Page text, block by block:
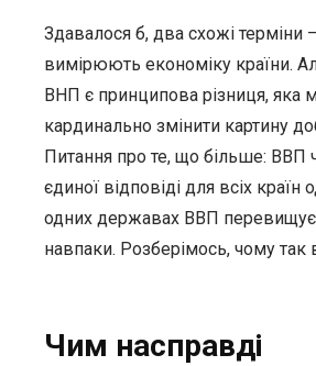
Здавалося б, два схожі терміни
вимірюють економіку країни.
ВНП є принципова різниця, яка
кардинально змінити картину
Питання про те, що більше:
єдиної відповіді для всіх країн
одних державах ВВП
навпаки. Розберімось, чому так
Чим насправді